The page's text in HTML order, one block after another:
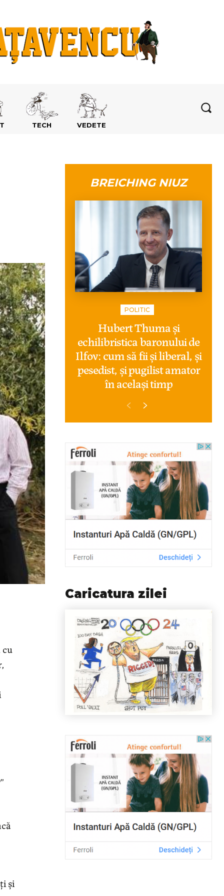
TECH VEDETE
și
BREICHING NIUZ
POLITIC
Hubert Thuma și
echilibristica baronului de
Ilfov: cum să fii și liberal, și
pesedist, și pugilist amator
în același timp
Caricatura zilei